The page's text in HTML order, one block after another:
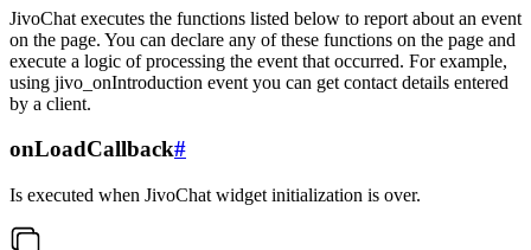
JivoChat executes the functions listed below to report about an event
on the page. You can declare any of these functions on the page and
execute a logic of processing the event that occurred. For example,
using jivo_onIntroduction event you can get contact details entered
by a client.
onLoadCallback#
Is executed when JivoChat widget initialization is over.